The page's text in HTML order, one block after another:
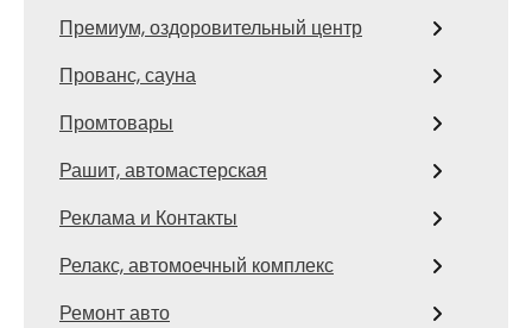
Премиум, оздоровительный центр
Прованс, сауна
Промтовары
Рашит, автомастерская
Реклама и Контакты
Релакс, автомоечный комплекс
Ремонт авто